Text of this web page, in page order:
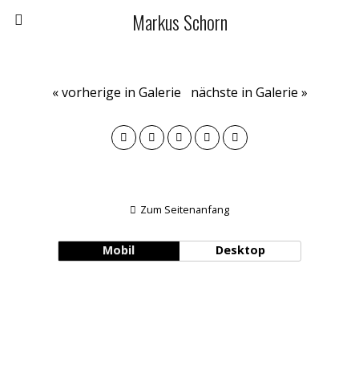
Markus Schorn
« vorherige in Galerie nächste in Galerie »
Zum Seitenanfang
Mobil Desktop